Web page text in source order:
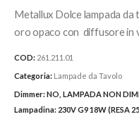
Metallux Dolce lampada
oro opaco con diffusore
COD: 261.211.01
Categoria: Lampade da Tavolo
Dimmer:NO, LAMPADA NON
Lampadina: 230V G9 18W (RESA